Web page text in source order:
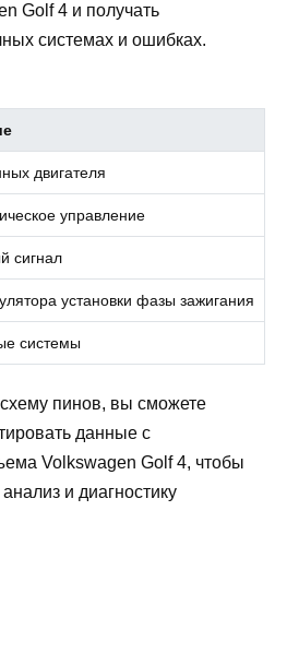
Golf 4 и получать
системах и ошибках.
двигателя
управление
сигнал
установки фазы зажигания
системы
пинов, вы сможете
данные с
Volkswagen Golf 4, чтобы
и диагностику